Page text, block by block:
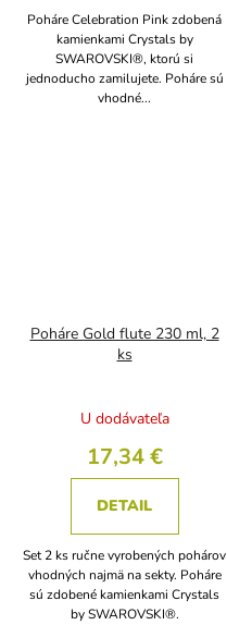
Poháre Celebration Pink zdobená
kamienkami Crystals by
SWAROVSKI®, ktorú si
jednoducho zamilujete. Poháre sú
vhodné...
Poháre Gold flute 230 ml, 2
ks
U dodávateľa
17,34 €
DETAIL
Set 2 ks ručne vyrobených pohárov
vhodných najmä na sekty. Poháre
sú zdobené kamienkami Crystals
by SWAROVSKI®.